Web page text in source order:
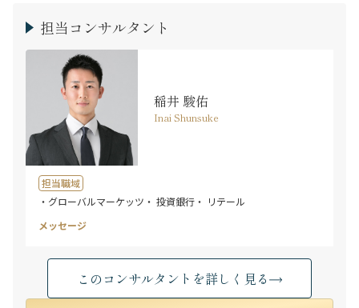
担当コンサルタント
稲井 駿佑
Inai Shunsuke
担当職域
・グローバルマーケッツ ・ 投資銀行 ・ リテール
メッセージ
このコンサルタントを詳しく見る